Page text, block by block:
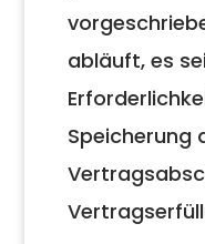
abläuft, es
Speicherung